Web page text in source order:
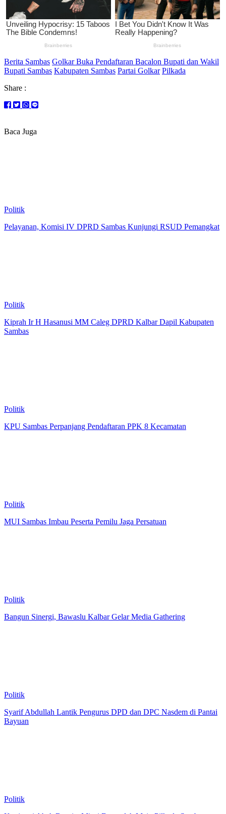
Berita Sambas Golkar Buka Pendaftaran Bacalon Bupati dan Wakil
Bupati Sambas Kabupaten Sambas Partai Golkar Pilkada
Share :
Baca Juga
Politik
Pelayanan, Komisi IV DPRD Sambas Kunjungi RSUD Pemangkat
Politik
Kiprah Ir H Hasanusi MM Caleg DPRD Kalbar Dapil Kabupaten
Sambas
Politik
KPU Sambas Perpanjang Pendaftaran PPK 8 Kecamatan
Politik
MUI Sambas Imbau Peserta Pemilu Jaga Persatuan
Politik
Bangun Sinergi, Bawaslu Kalbar Gelar Media Gathering
Politik
Syarif Abdullah Lantik Pengurus DPD dan DPC Nasdem di Pantai
Bayuan
Politik